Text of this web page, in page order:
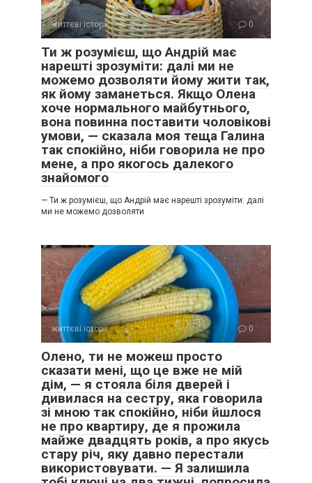
життєві історії 0
Ти ж розумієш, що Андрій має
нарешті зрозуміти: далі ми не
можемо дозволяти йому жити так,
як йому заманеться. Якщо Олена
хоче нормального майбутнього,
вона повинна поставити чоловікові
умови, — сказала моя теща Галина
так спокійно, ніби говорила не про
мене, а про якогось далекого
знайомого
— Ти ж розумієш, що Андрій має нарешті зрозуміти: далі
ми не можемо дозволяти
життєві історії 0
Олено, ти не можеш просто
сказати мені, що це вже не мій
дім, — я стояла біля дверей і
дивилася на сестру, яка говорила
зі мною так спокійно, ніби йшлося
не про квартиру, де я прожила
майже двадцять років, а про якусь
стару річ, яку давно перестали
використовувати. — Я залишила